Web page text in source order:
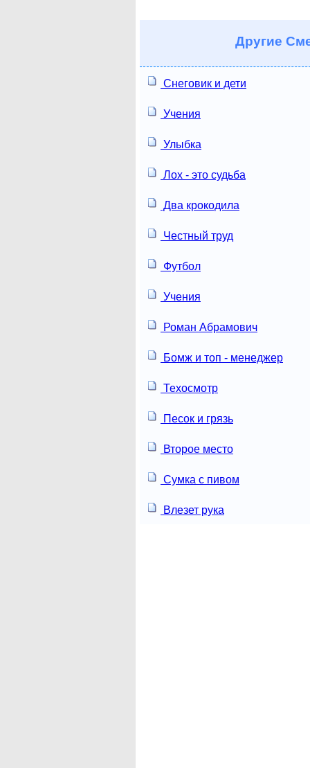
Другие
Снеговик и дети
Учения
Улыбка
Лох - это судьба
Два крокодила
Честный труд
Футбол
Учения
Роман Абрамович
Бомж и топ - менеджер
Техосмотр
Песок и грязь
Второе место
Сумка с пивом
Влезет рука